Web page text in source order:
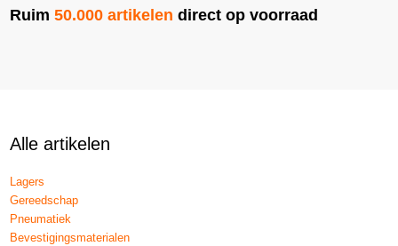
Ruim50.000 artikelen direct op voorraad
Alle artikelen
Lagers
Gereedschap
Pneumatiek
Bevestigingsmaterialen